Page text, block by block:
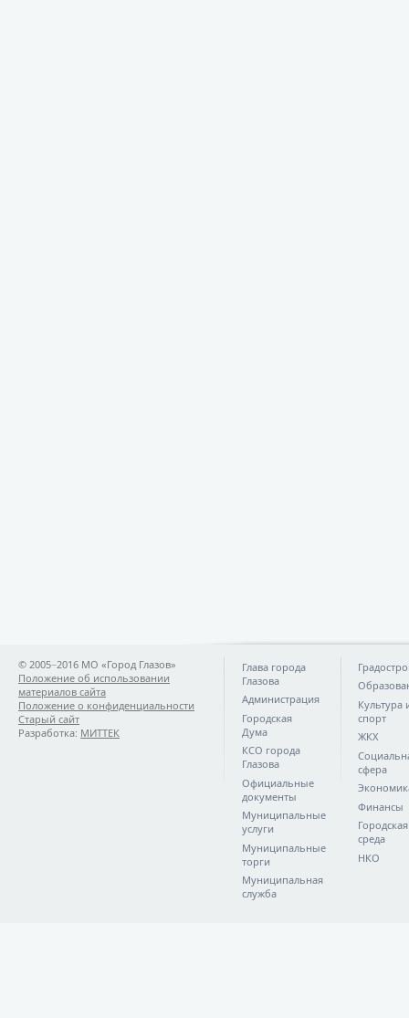
© 2005−2016 МО «Город Глазов»
Положение об использовании
материалов сайта
Положение о конфиденциальности
Старый сайт
Разработка: МИТТЕК
Глава города
Глазова
Администрация
Городская
Дума
КСО города
Глазова
Официальные
документы
Муниципальные
услуги
Муниципальные
торги
Муниципальная
служба
Культура
спорт
ЖКХ
сфера
Финансы
Городская
среда
НКО